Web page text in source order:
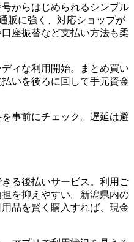
からはじめられるシンプル
販に強く、対応ショップが
座振替など支払い方法も柔
ィな利用開始。まとめ買い
いを後ろに回して手元資金
事前にチェック。遅延は避
る後払いサービス。利用ご
を抑えやすい。新潟県内の
品を賢く購入すれば、現金